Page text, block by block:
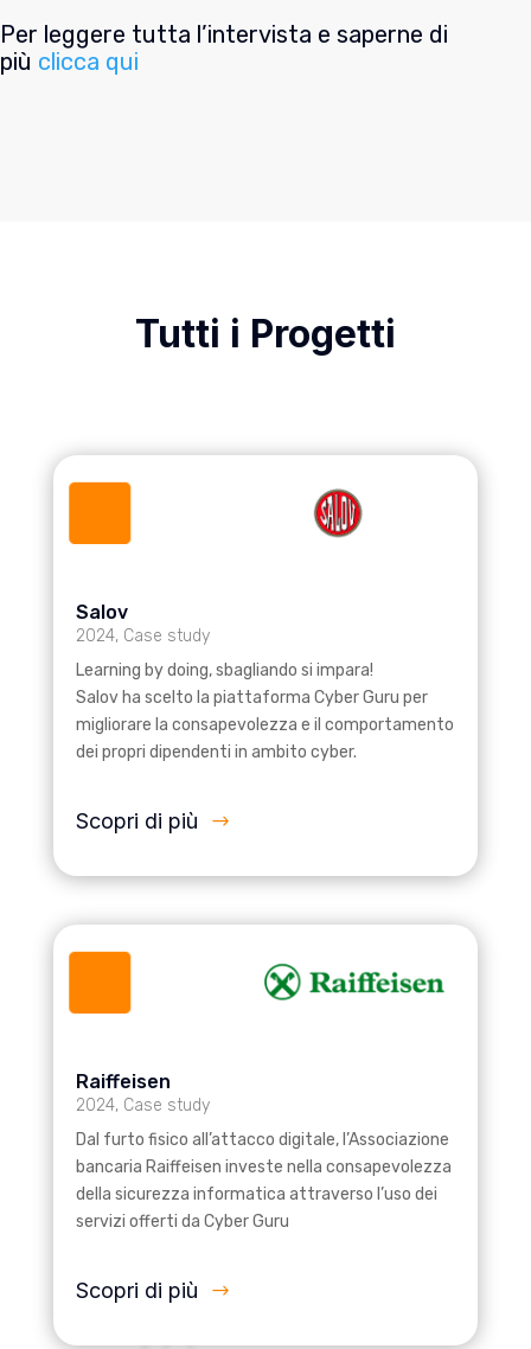
Per leggere tutta l’intervista e saperne di
più clicca qui
Tutti i Progetti
Salov
2024, Case study
Learning by doing, sbagliando si impara!
Salov ha scelto la piattaforma Cyber Guru per
migliorare la consapevolezza e il comportamento
dei propri dipendenti in ambito cyber.
Scopri di più
Raiffeisen
2024, Case study
Dal furto fisico all’attacco digitale, l’Associazione
bancaria Raiffeisen investe nella consapevolezza
della sicurezza informatica attraverso l’uso dei
servizi offerti da Cyber Guru
Scopri di più